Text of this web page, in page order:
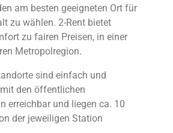
am besten geeigneten Ort für
zu wählen. 2-Rent bietet
zu fairen Preisen, in einer
Metropolregion.
sind einfach und
den öffentlichen
erreichbar und liegen ca. 10
der jeweiligen Station